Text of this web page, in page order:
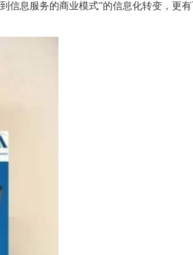
息服务的商业模式”的信息化转变，更